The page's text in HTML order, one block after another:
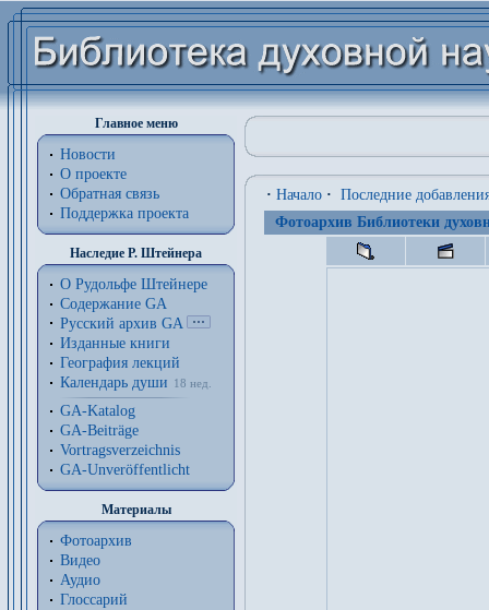
Главное меню
Новости
О проекте
Обратная связь
Поддержка проекта
Наследие Р. Штейнера
О Рудольфе Штейнере
Содержание GA
Русский архив GA
Изданные книги
География лекций
Календарь души
18 нед.
GA-Katalog
GA-Beiträge
Vortragsverzeichnis
GA-Unveröffentlicht
Материалы
Фотоархив
Видео
Аудио
Глоссарий
· Начало · Последние
Фотоархив Библиотеки